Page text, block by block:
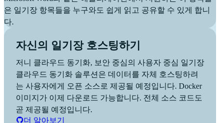
은 일기장 항목들을 누구와도 쉽게 읽고 공유할 수 있게 합니
다.
자신의 일기장 호스팅하기
저니 클라우드 동기화, 보안 중심의 사용자 중심 일기장
클라우드 동기화 솔루션은 데이터를 자체 호스팅하려
는 사용자에게 오픈 소스로 제공될 예정입니다. Docker
이미지가 이제 다운로드 가능합니다. 전체 소스 코드도
곧 제공될 예정입니다.
더 알아보기